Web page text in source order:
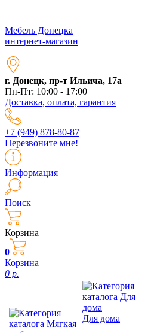
Мебель Донецка
интернет-магазин
г. Донецк, пр-т Ильича, 17а
Пн-Пт: 10:00 - 17:00
Доставка, оплата, гарантия
+7 (949) 878-80-87
Перезвоните мне!
Информация
Поиск
Корзина
0
Корзина
0 р.
Для дома